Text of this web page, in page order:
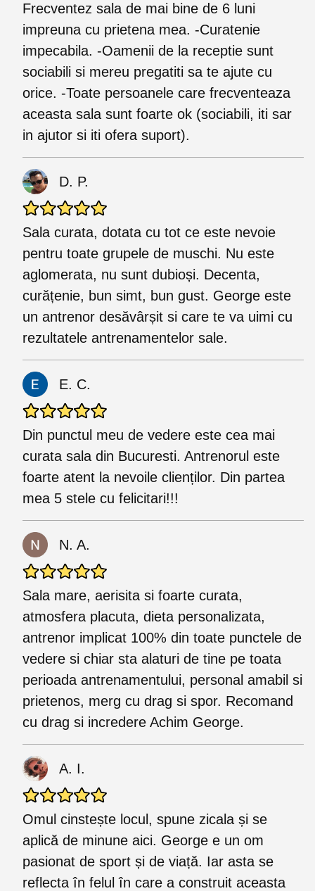
Frecventez sala de mai bine de 6 luni
impreuna cu prietena mea. -Curatenie
impecabila. -Oamenii de la receptie sunt
sociabili si mereu pregatiti sa te ajute cu
orice. -Toate persoanele care frecventeaza
aceasta sala sunt foarte ok (sociabili, iti sar
in ajutor si iti ofera suport).
D. P.
Sala curata, dotata cu tot ce este nevoie
pentru toate grupele de muschi. Nu este
aglomerata, nu sunt dubioși. Decenta,
curățenie, bun simt, bun gust. George este
un antrenor desăvârșit si care te va uimi cu
rezultatele antrenamentelor sale.
E. C.
Din punctul meu de vedere este cea mai
curata sala din Bucuresti. Antrenorul este
foarte atent la nevoile clienților. Din partea
mea 5 stele cu felicitari!!!
N. A.
Sala mare, aerisita si foarte curata,
atmosfera placuta, dieta personalizata,
antrenor implicat 100% din toate punctele de
vedere si chiar sta alaturi de tine pe toata
perioada antrenamentului, personal amabil si
prietenos, merg cu drag si spor. Recomand
cu drag si incredere Achim George.
A. I.
Omul cinstește locul, spune zicala și se
aplică de minune aici. George e un om
pasionat de sport și de viață. Iar asta se
reflecta în felul în care a construit aceasta